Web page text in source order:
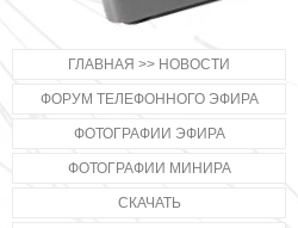
ГЛАВНАЯ >> НОВОСТИ
ФОРУМ ТЕЛЕФОННОГО ЭФИРА
ФОТОГРАФИИ ЭФИРА
ФОТОГРАФИИ МИНИРА
СКАЧАТЬ